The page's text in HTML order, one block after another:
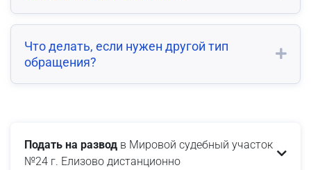
Что делать, если нужен другой тип
обращения?
Подать на развод в Мировой судебный участок
№24 г. Елизово дистанционно